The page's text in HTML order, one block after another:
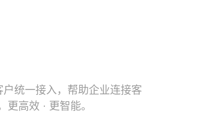
统一接入，帮助企业连接客
高效 · 更智能。